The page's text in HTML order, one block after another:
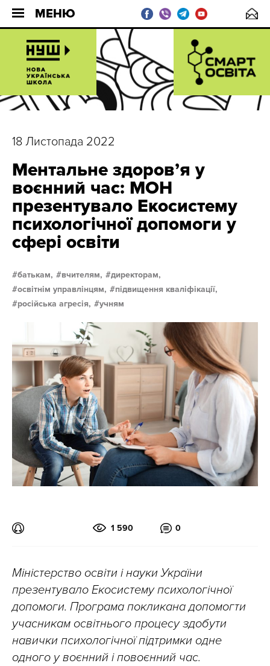
МЕНЮ
18 Листопада 2022
Ментальне здоров’я у
воєнний час: МОН
презентувало Екосистему
психологічної допомоги у
сфері освіти
батькам, вчителям,
директорам,
освітнім управлінцям,
підвищення кваліфікації,
російська агресія,
учням
1 590 0
Міністерство освіти і науки України
презентувало Екосистему психологічної
допомоги. Програма покликана допомогти
учасникам освітнього процесу здобути
навички психологічної підтримки одне
одного у воєнний і повоєнний час.